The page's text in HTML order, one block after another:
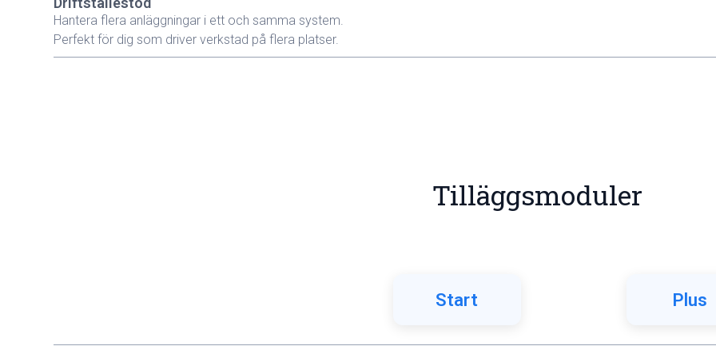
Hantera flera anläggningar i ett och samma system.
Perfekt för dig som driver verkstad på flera platser.
Tilläggsmoduler
Start Plus